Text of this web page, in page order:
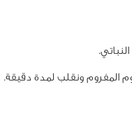
المفروم ونقلب لمدة دقيقة.